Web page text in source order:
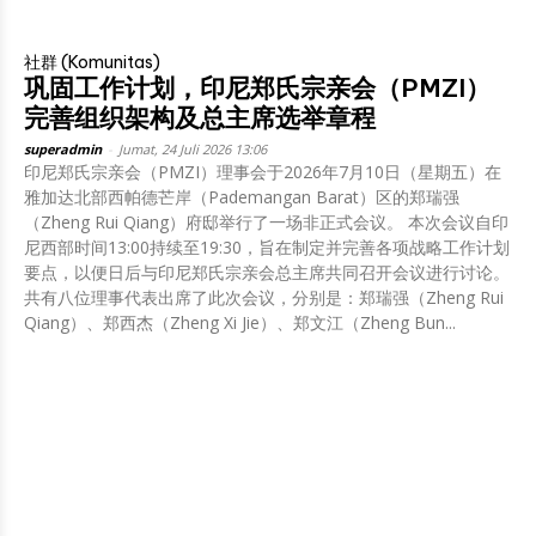
社群 (Komunitas)
巩固工作计划，印尼郑氏宗亲会（PMZI）
完善组织架构及总主席选举章程
superadmin Jumat, 24 Juli 2026 13:06
印尼郑氏宗亲会（PMZI）理事会于2026年7月10日（星期五）在
雅加达北部西帕德芒岸（Pademangan Barat）区的郑瑞强
（Zheng Rui Qiang）府邸举行了一场非正式会议。 本次会议自印
尼西部时间13:00持续至19:30，旨在制定并完善各项战略工作计划
要点，以便日后与印尼郑氏宗亲会总主席共同召开会议进行讨论。
共有八位理事代表出席了此次会议，分别是：郑瑞强（Zheng Rui
Qiang）、郑西杰（Zheng Xi Jie）、郑文江（Zheng Bun...